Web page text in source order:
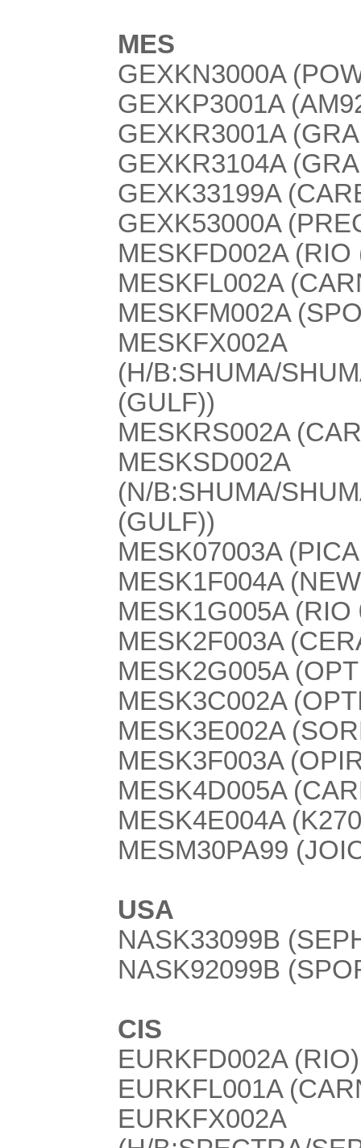
MES
GEXKN3000A
GEXKP3001A
GEXKR3001A
GEXKR3104A
GEXK33199A
GEXK53000A
MESKFD002A (RIO
MESKFL002A
MESKFM002A
MESKFX002A
(H/B:SHUMA/
(GULF))
MESKRS002A
MESKSD002A
(N/B:SHUMA/
(GULF))
MESK07003A
MESK1F004A
MESK1G005A (RIO
MESK2F003A
MESK2G005A
MESK3C002A
MESK3E002A
MESK3F003A
MESK4D005A
MESK4E004A
MESM30PA99
USA
NASK33099B
NASK92099B
CIS
EURKFD002A (RIO)
EURKFL001A
EURKFX002A